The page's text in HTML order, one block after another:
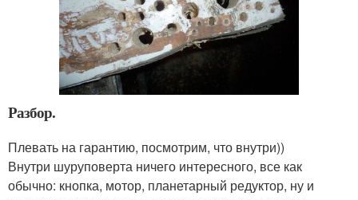
Разбор.
Плевать на гарантию, посмотрим, что внутри))
Внутри шуруповерта ничего интересного, все как
обычно: кнопка, мотор, планетарный редуктор, ну и